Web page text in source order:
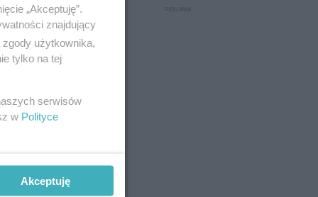
oraz
„Akceptuję”.
znajdujący
użytkownika,
tylko na tej
serwisów
w Polityce
Akceptuję